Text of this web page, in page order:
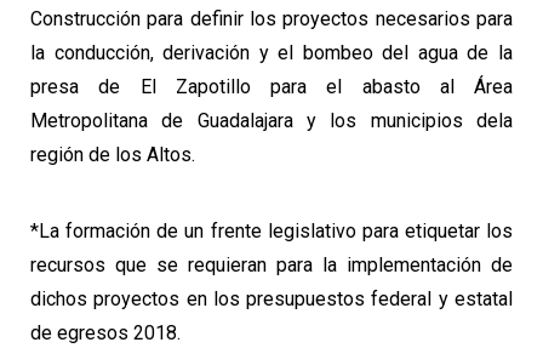
Construcción para definir los proyectos necesarios para
la conducción, derivación y el bombeo del agua de la
presa de El Zapotillo para el abasto al Área
Metropolitana de Guadalajara y los municipios dela
región de los Altos.
*La formación de un frente legislativo para etiquetar los
recursos que se requieran para la implementación de
dichos proyectos en los presupuestos federal y estatal
de egresos 2018.